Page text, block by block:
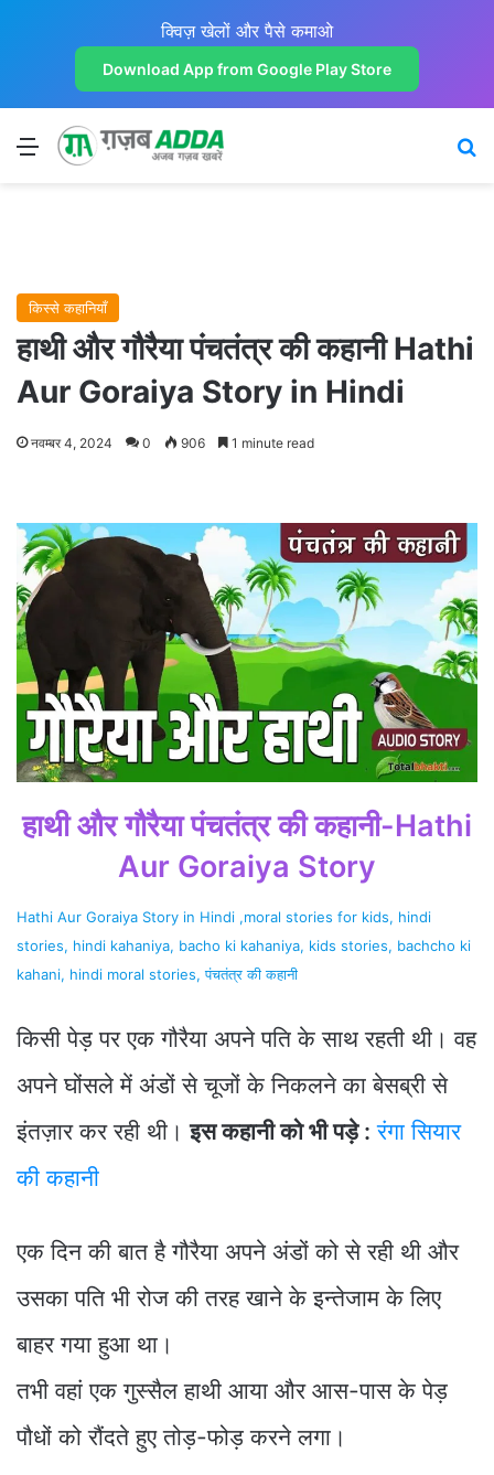
क्विज़ खेलों और पैसे कमाओ
Download App from Google Play Store
Menu
किस्से कहानियाँ
हाथी और गौरैया पंचतंत्र की कहानी Hathi
Aur Goraiya Story in Hindi
नवम्बर 4, 2024 0 906 1 minute read
हाथी और गौरैया पंचतंत्र की कहानी-Hathi
Aur Goraiya Story
Hathi Aur Goraiya Story in Hindi ,moral stories for kids, hindi
stories, hindi kahaniya, bacho ki kahaniya, kids stories, bachcho ki
kahani, hindi moral stories, पंचतंत्र की कहानी
किसी पेड़ पर एक गौरैया अपने पति के साथ रहती थी। वह
अपने घोंसले में अंडों से चूजों के निकलने का बेसब्री से
इंतज़ार कर रही थी।इस कहानी को भी पड़े : रंगा सियार
की कहानी
एक दिन की बात है गौरैया अपने अंडों को से रही थी और
उसका पति भी रोज की तरह खाने के इन्तेजाम के लिए
बाहर गया हुआ था।
तभी वहां एक गुस्सैल हाथी आया और आस-पास के पेड़
पौधों को रौंदते हुए तोड़-फोड़ करने लगा।